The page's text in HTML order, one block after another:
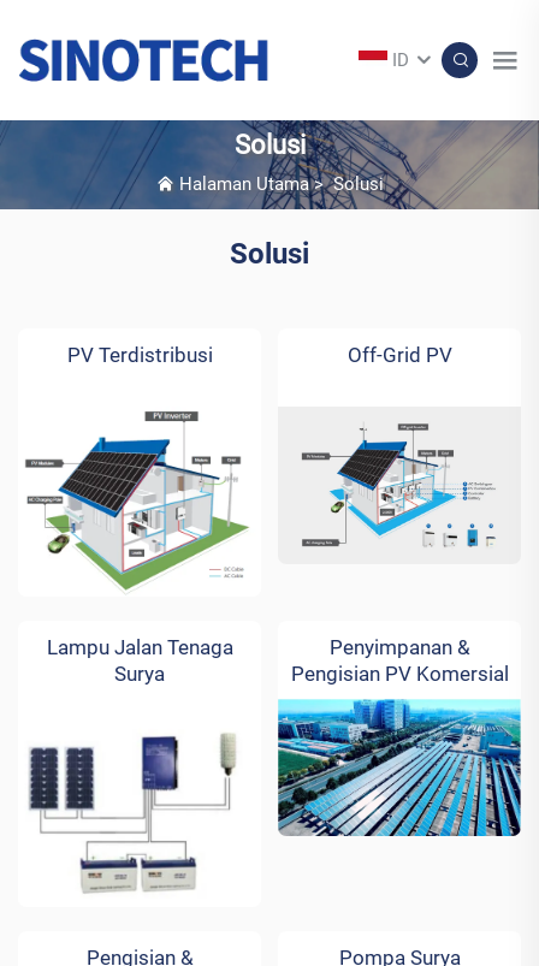
ID
Solusi
Halaman Utama>Solusi
Solusi
PV Terdistribusi Off-Grid PV
Lampu Jalan Tenaga
Surya
Penyimpanan &
Pengisian PV Komersial
& Industri
Pengisian &
Pompa Surya